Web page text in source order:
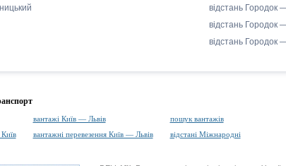
відстань Городок
відстань Городок
відстань Городок
вантажі Київ — Львів
пошук вантажів
вантажні перевезення Київ — Львів відстані Міжнародні